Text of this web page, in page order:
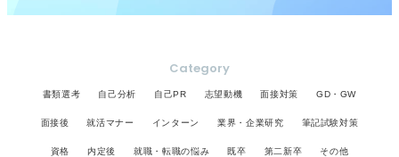
Category
書類選考 自己分析 自己PR 志望動機 面接対策 GD・GW
面接後 就活マナー インターン 業界・企業研究 筆記試験対策
資格 内定後 就職・転職の悩み 既卒 第二新卒 その他